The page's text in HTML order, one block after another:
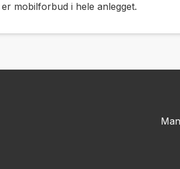
er mobilforbud i hele anlegget.